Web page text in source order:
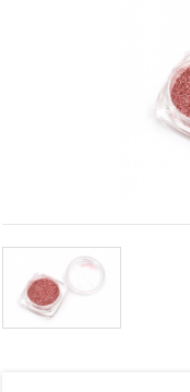
Datenverkehr
analysieren
sowie
relevantere